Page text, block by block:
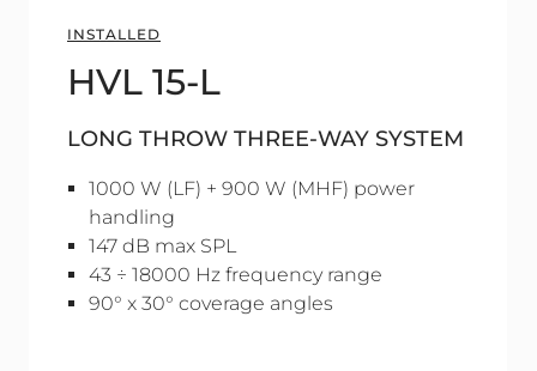
INSTALLED
HVL 15-L
LONG THROW THREE-WAY SYSTEM
1000 W (LF) + 900 W (MHF) power
handling
147 dB max SPL
43 ÷ 18000 Hz frequency range
90° x 30° coverage angles